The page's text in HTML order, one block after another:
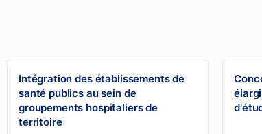
Intégration des établissements de
santé publics au sein de
groupements hospitaliers de
territoire